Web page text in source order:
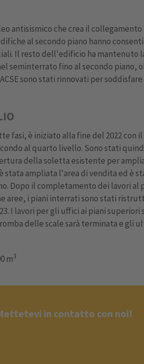
antisismico che crea il
al secondo piano hanno
Il resto dell'edificio ha mantenuto
seminterrato fino al secondo piano,
sono stati rinnovati per
fasi, è iniziato alla fine del 2022 con
al quarto livello. Sono stati
della soletta esistente per
stata ampliata l'area di vendita ed è
Dopo il completamento dei lavori al
aree, i piani interrati sono stati
I lavori per gli uffici ai piani
delle scale sarà terminata e gli
m3
in contatto con noi!